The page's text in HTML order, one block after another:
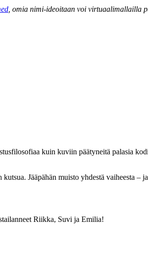
, omia nimi-ideoitaan voi virtuaalimallailla
kuin kuviin päätyneitä palasia
Jääpähän muisto yhdestä vaiheesta –
Riikka, Suvi ja Emilia!